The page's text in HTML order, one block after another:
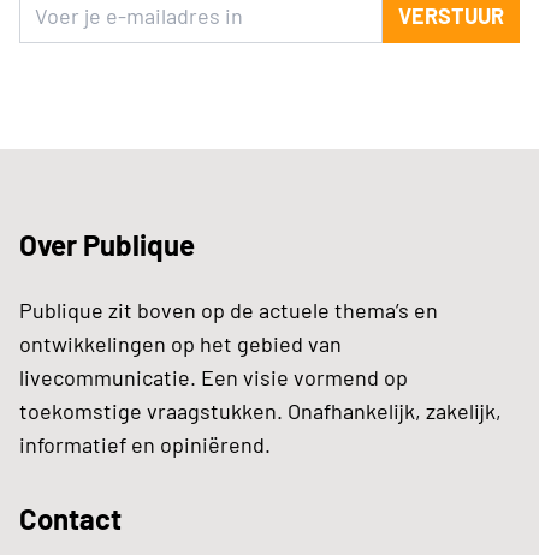
VERSTUUR
Over Publique
Publique zit boven op de actuele thema’s en
ontwikkelingen op het gebied van
livecommunicatie. Een visie vormend op
toekomstige vraagstukken. Onafhankelijk, zakelijk,
informatief en opiniërend.
Contact